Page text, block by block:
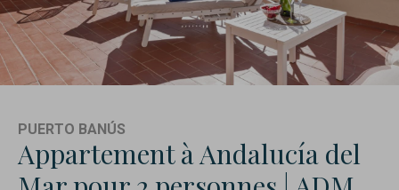
PUERTO BANÚS
Appartement à Andalucía del